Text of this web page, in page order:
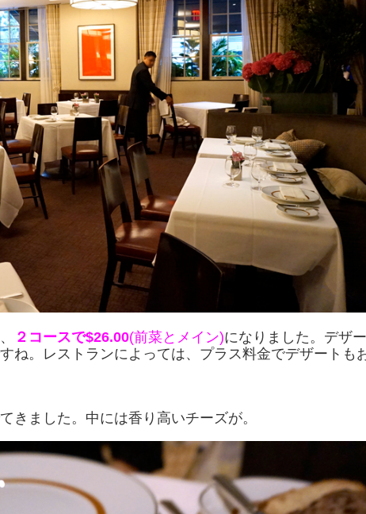
２コースで$26.00(前菜とメイン)になりました。デザ
ね。レストランによっては、プラス料金でデザートも
きました。中には香り高いチーズが。